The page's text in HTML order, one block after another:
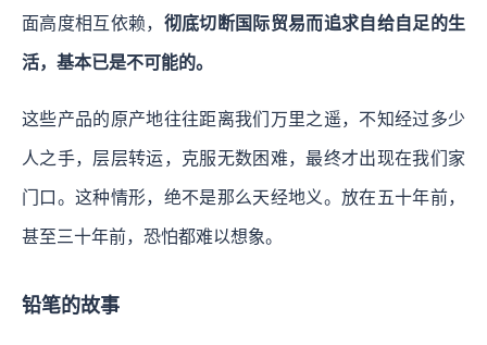
面高度相互依赖， 彻底切断国际贸易而追求自给自足的生
活，基本已是不可能的。
这些产品的原产地往往距离我们万里之遥，不知经过多少
人之手，层层转运，克服无数困难，最终才出现在我们家
门口。这种情形，绝不是那么天经地义。放在五十年前，
甚至三十年前，恐怕都难以想象。
铅笔的故事